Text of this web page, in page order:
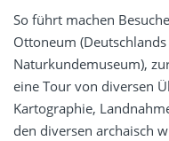
So führt machen
Ottoneum
Naturkundemuseum),
eine Tour von diversen
Kartographie,
den diversen archaisch